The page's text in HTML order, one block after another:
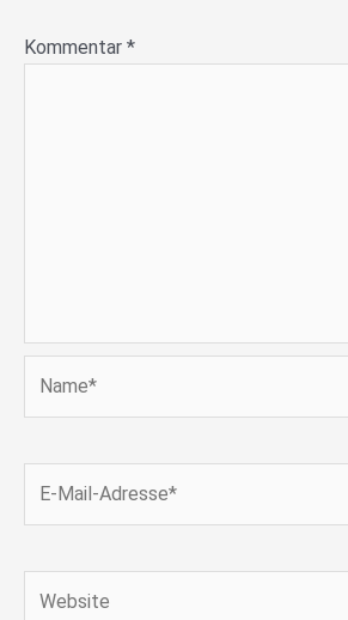
Kommentar *
Mail-